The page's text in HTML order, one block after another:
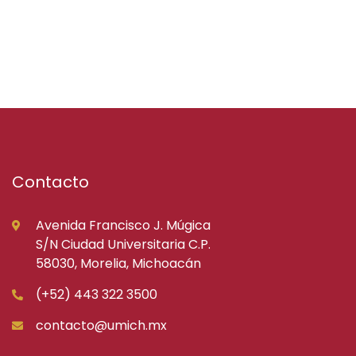
Contacto
Avenida Francisco J. Múgica
S/N Ciudad Universitaria C.P.
58030, Morelia, Michoacán
(+52) 443 322 3500
contacto@umich.mx